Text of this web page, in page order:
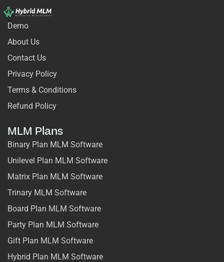
Demo
About Us
Contact Us
Privacy Policy
Terms & Conditions
Refund Policy
MLM Plans
Binary Plan MLM Software
Unilevel Plan MLM Software
Matrix Plan MLM Software
Trinary MLM Software
Board Plan MLM Software
Party Plan MLM Software
Gift Plan MLM Software
Hybrid Plan MLM Software